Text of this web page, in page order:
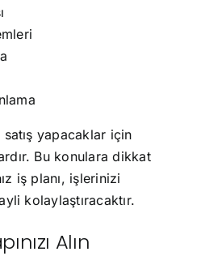
yapacaklar için
Bu konulara dikkat
iş planı, işlerinizi
kolaylaştıracaktır.
Alın